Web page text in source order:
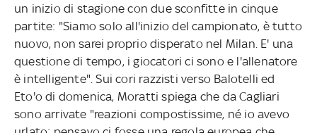
un inizio di stagione con due sconfitte in cinque
partite: "Siamo solo all'inizio del campionato, è tutto
nuovo, non sarei proprio disperato nel Milan. E' una
questione di tempo, i giocatori ci sono e l'allenatore
è intelligente". Sui cori razzisti verso Balotelli ed
Eto'o di domenica, Moratti spiega che da Cagliari
sono arrivate "reazioni compostissime, né io avevo